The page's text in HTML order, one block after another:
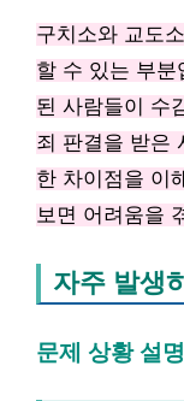
구치소와 교도
할 수 있는 부분
된 사람들이 수
죄 판결을 받은
한 차이점을 이
보면 어려움을
자주 발생
문제 상황 설명